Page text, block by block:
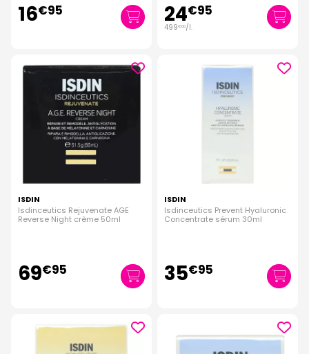
16€95 24€95
499€00/l.
ISDIN
Isdinceutics Rejuvenate AGE
Reverse Night crème 50ml
69€95
ISDIN
Isdinceutics Prevent Hyaluronic
Concentrate sérum 30ml
35€95